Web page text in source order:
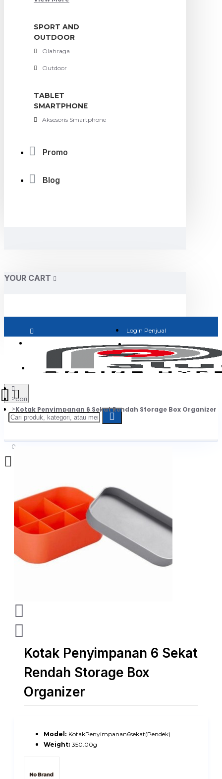
SPORT AND
OUTDOOR
Olahraga
Outdoor
TABLET
SMARTPHONE
Aksesoris Smartphone
Promo
Blog
YOUR CART
Login Penjual
Jadi Penjual
0
cari
Kotak Penyimpanan 6 Sekat Rendah Storage Box Organizer
Kotak Penyimpanan 6 Sekat
Rendah Storage Box
Organizer
Model: KotakPenyimpanan6sekat(Pendek)
Weight: 350.00g